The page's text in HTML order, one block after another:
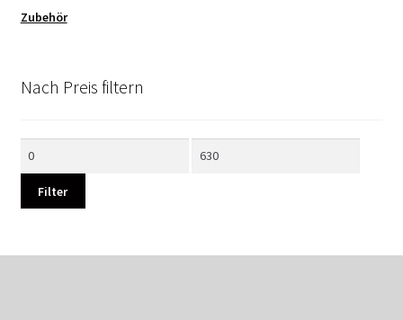
Zubehör
Nach Preis filtern
Filter